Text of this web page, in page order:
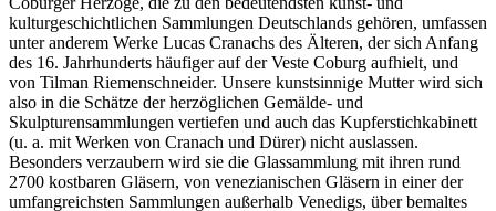
kulturgeschichtlichen Sammlungen Deutschlands gehören, umfassen
unter anderem Werke Lucas Cranachs des Älteren, der sich Anfang
des 16. Jahrhunderts häufiger auf der Veste Coburg aufhielt, und
von Tilman Riemenschneider. Unsere kunstsinnige Mutter wird sich
also in die Schätze der herzöglichen Gemälde- und
Skulpturensammlungen vertiefen und auch das Kupferstichkabinett
(u. a. mit Werken von Cranach und Dürer) nicht auslassen.
Besonders verzaubern wird sie die Glassammlung mit ihren rund
2700 kostbaren Gläsern, von venezianischen Gläsern in einer der
umfangreichsten Sammlungen außerhalb Venedigs, über bemaltes